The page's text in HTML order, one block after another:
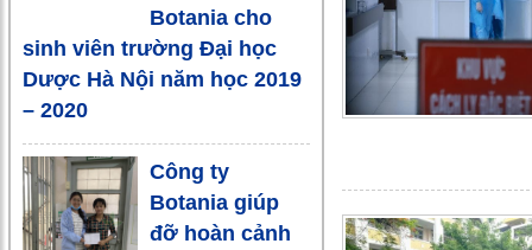
Botania cho
sinh viên trường Đại học
Dược Hà Nội năm học 2019
– 2020
Công ty
Botania giúp
đỡ hoàn cảnh